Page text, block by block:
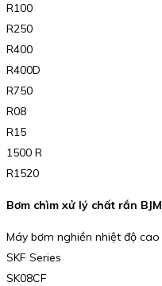
R100
R250
R400
R400D
R750
R08
R15
1500 R
R1520
Bơm chìm xử lý chất rắn BJM
Máy bơm nghiền nhiệt độ cao
SKF Series
SK08CF